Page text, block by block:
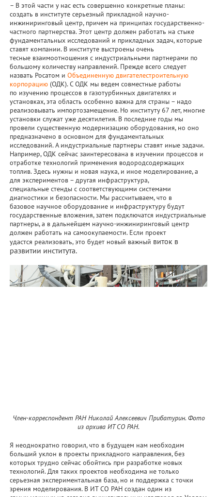
– В этой части у нас есть совершенно конкретные планы:
создать в институте серьезный прикладной научно-
инжиниринговый центр, причем на принципах государственно-
частного партнерства. Этот центр должен работать на стыке
фундаментальных исследований и прикладных задач, которые
ставят компании. В институте выстроены очень
тесные взаимоотношения с индустриальными партнерами по
большому количеству направлений. Прежде всего следует
назвать Росатом и Объединенную двигателестроительную
корпорацию (ОДК). С ОДК мы ведем совместные работы
по изучению процессов в газотурбинных двигателях и
установках, эта область особенно важна для страны – надо
реализовывать импортозамещение. Но институту 67 лет, многие
установки служат уже десятилетия. В последние годы мы
провели существенную модернизацию оборудования, но оно
предназначено в основном для фундаментальных
исследований. А индустриальные партнеры ставят иные задачи.
Например, ОДК сейчас заинтересована в изучении процессов и
отработке технологий применения водородсодержащих
топлив. Здесь нужны и новая наука, и иное моделирование, а
для экспериментов – другая инфраструктура,
специальные стенды с соответствующими системами
диагностики и безопасности. Мы рассчитываем, что в
базовое научное оборудование и инфраструктуру будут
государственные вложения, затем подключатся индустриальные
партнеры, а в дальнейшем научно-инжиниринговый центр
должен работать на самоокупаемости. Если проект
удастся реализовать, это будет новый важный виток в
развитии института.
Член-корреспондент РАН Николай Алексеевич Прибатурин. Фото
из архива ИТ СО РАН.
Я неоднократно говорил, что в будущем нам необходим
больший уклон в проекты прикладного направления, без
которых трудно сейчас обойтись при разработке новых
технологий. Для таких проектов необходима не только
серьезная экспериментальная база, но и поддержка с точки
зрения моделирования. В ИТ СО РАН создан один из